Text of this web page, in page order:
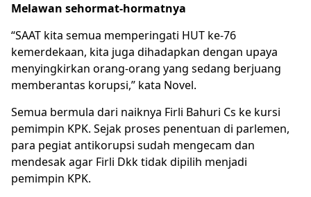
Melawan sehormat-hormatnya
“SAAT kita semua memperingati HUT ke-76
kemerdekaan, kita juga dihadapkan dengan upaya
menyingkirkan orang-orang yang sedang berjuang
memberantas korupsi,” kata Novel.
Semua bermula dari naiknya Firli Bahuri Cs ke kursi
pemimpin KPK. Sejak proses penentuan di parlemen,
para pegiat antikorupsi sudah mengecam dan
mendesak agar Firli Dkk tidak dipilih menjadi
pemimpin KPK.